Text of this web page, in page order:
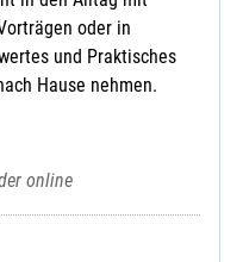
oder in
und Praktisches
Hause nehmen.
online